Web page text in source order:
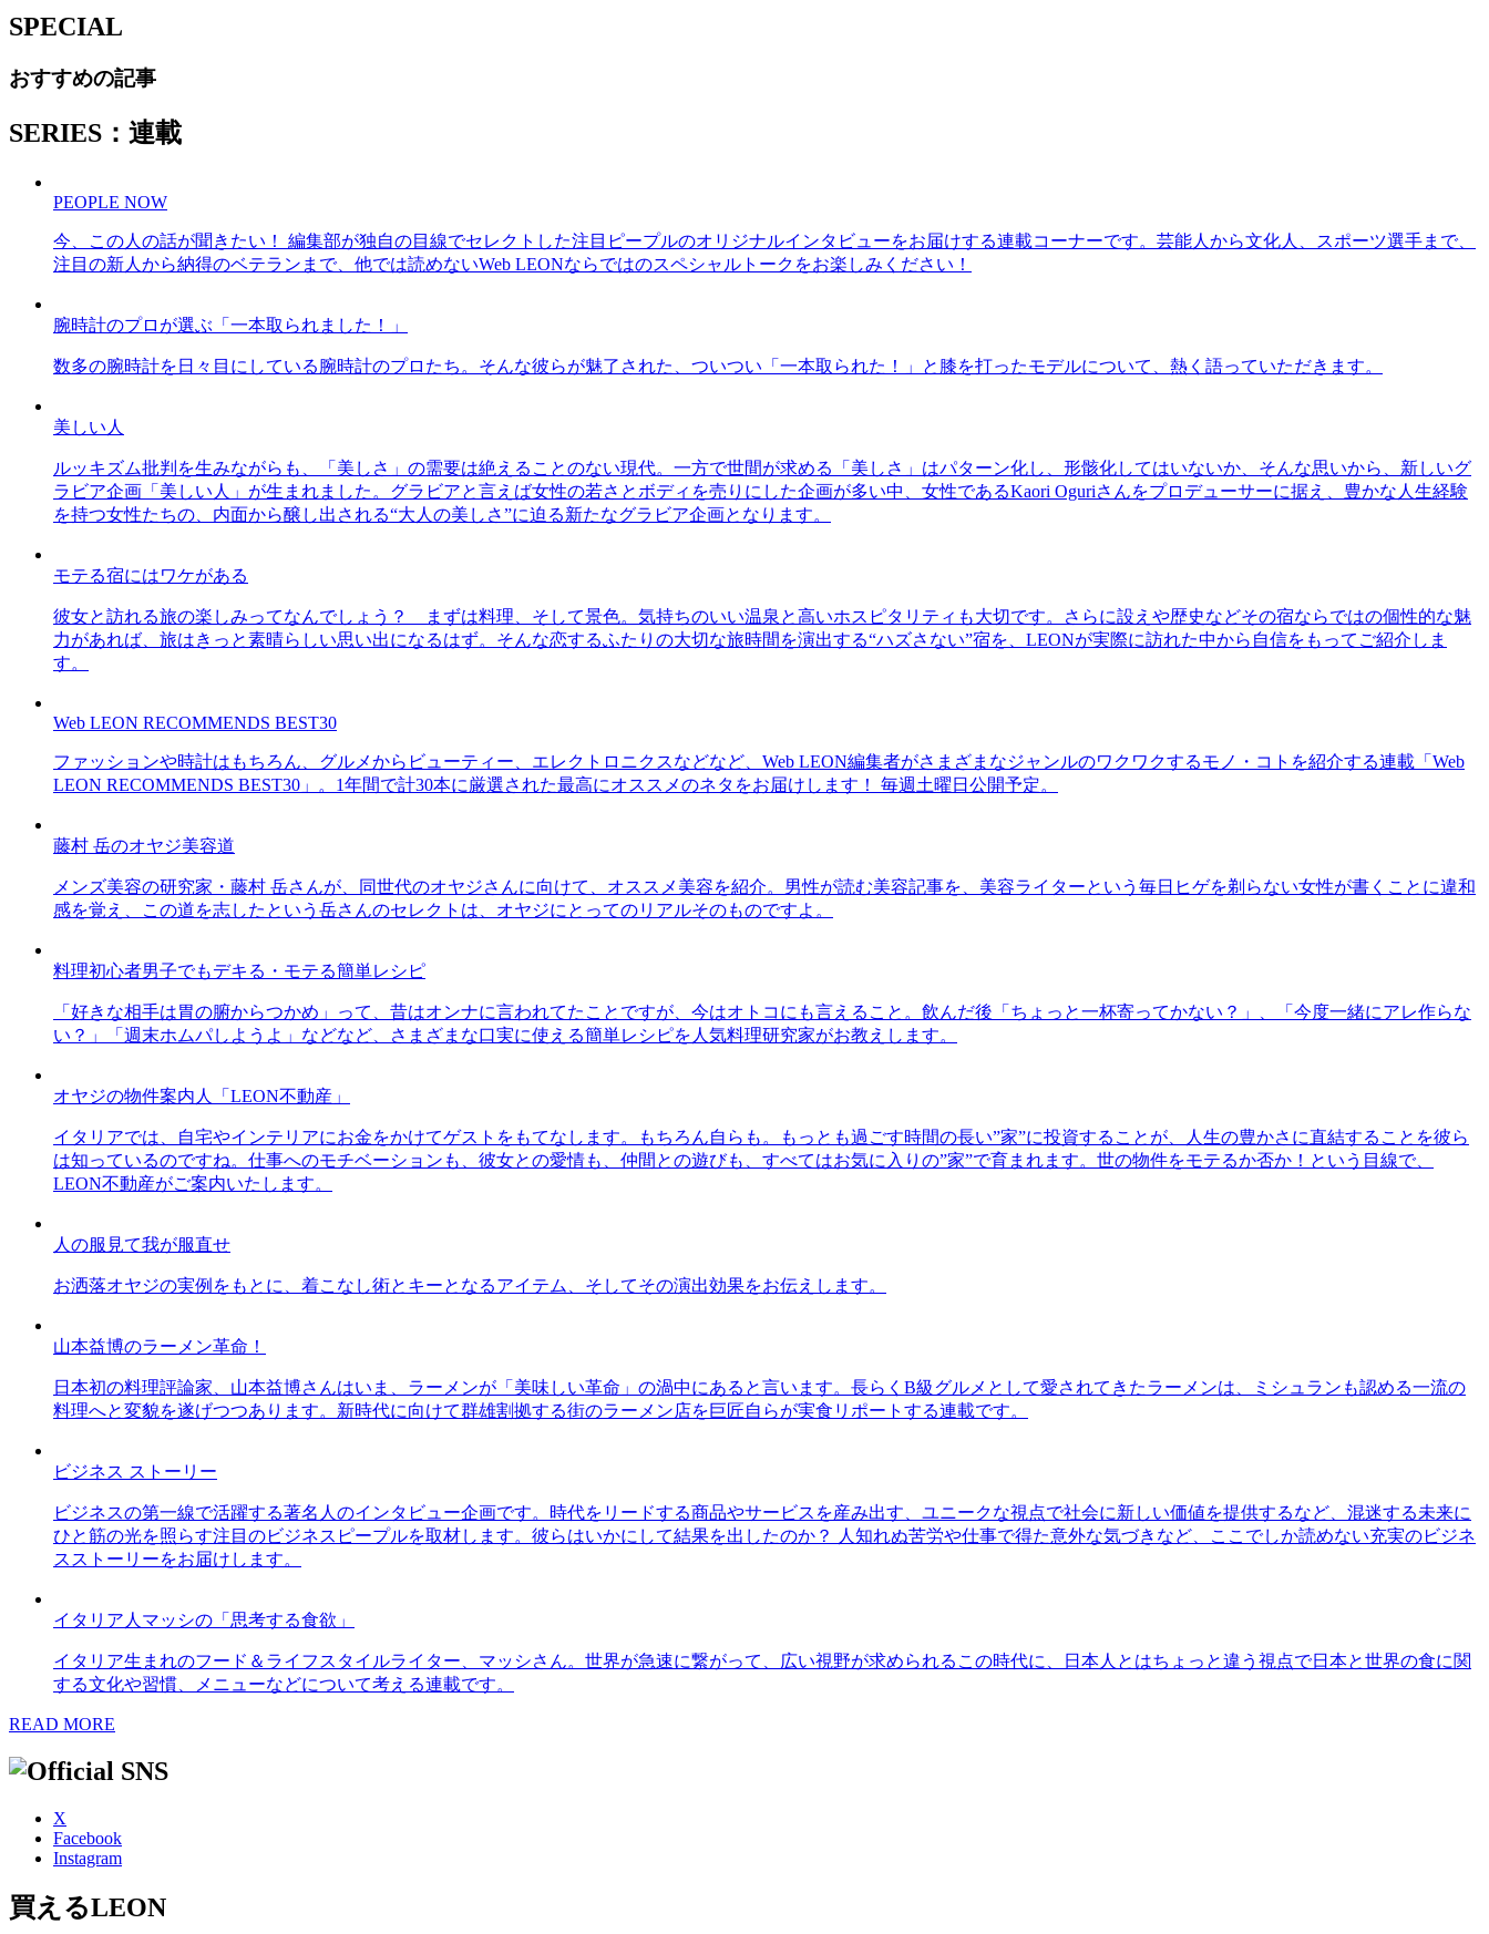
SPECIAL
おすすめの記事
SERIES：連載
PEOPLE NOW
今、この人の話が聞きたい！ 編集部が独自の目線でセレクトした注目ピープルのオリジナルインタビューをお届けする連載コーナーです。芸能人から文化人、スポーツ選手まで、
注目の新人から納得のベテランまで、他では読めないWeb LEONならではのスペシャルトークをお楽しみください！
腕時計のプロが選ぶ「一本取られました！」
数多の腕時計を日々目にしている腕時計のプロたち。そんな彼らが魅了された、ついつい「一本取られた！」と膝を打ったモデルについて、熱く語っていただきます。
美しい人
ルッキズム批判を生みながらも、「美しさ」の需要は絶えることのない現代。一方で世間が求める「美しさ」はパターン化し、形骸化してはいないか、そんな思いから、新しいグ
ラビア企画「美しい人」が生まれました。グラビアと言えば女性の若さとボディを売りにした企画が多い中、女性であるKaori Oguriさんをプロデューサーに据え、豊かな人生経験
を持つ女性たちの、内面から醸し出される“大人の美しさ”に迫る新たなグラビア企画となります。
モテる宿にはワケがある
彼女と訪れる旅の楽しみってなんでしょう？ まずは料理、そして景色。気持ちのいい温泉と高いホスピタリティも大切です。さらに設えや歴史などその宿ならではの個性的な魅
力があれば、旅はきっと素晴らしい思い出になるはず。そんな恋するふたりの大切な旅時間を演出する“ハズさない”宿を、LEONが実際に訪れた中から自信をもってご紹介しま
す。
Web LEON RECOMMENDS BEST30
ファッションや時計はもちろん、グルメからビューティー、エレクトロニクスなどなど、Web LEON編集者がさまざまなジャンルのワクワクするモノ・コトを紹介する連載「Web
LEON RECOMMENDS BEST30」。1年間で計30本に厳選された最高にオススメのネタをお届けします！ 毎週土曜日公開予定。
藤村 岳のオヤジ美容道
メンズ美容の研究家・藤村 岳さんが、同世代のオヤジさんに向けて、オススメ美容を紹介。男性が読む美容記事を、美容ライターという毎日ヒゲを剃らない女性が書くことに違和
感を覚え、この道を志したという岳さんのセレクトは、オヤジにとってのリアルそのものですよ。
料理初心者男子でもデキる・モテる簡単レシピ
「好きな相手は胃の腑からつかめ」って、昔はオンナに言われてたことですが、今はオトコにも言えること。飲んだ後「ちょっと一杯寄ってかない？」、「今度一緒にアレ作らな
い？」「週末ホムパしようよ」などなど、さまざまな口実に使える簡単レシピを人気料理研究家がお教えします。
オヤジの物件案内人「LEON不動産」
イタリアでは、自宅やインテリアにお金をかけてゲストをもてなします。もちろん自らも。もっとも過ごす時間の長い”家”に投資することが、人生の豊かさに直結することを彼ら
は知っているのですね。仕事へのモチベーションも、彼女との愛情も、仲間との遊びも、すべてはお気に入りの”家”で育まれます。世の物件をモテるか否か！という目線で、
LEON不動産がご案内いたします。
人の服見て我が服直せ
お洒落オヤジの実例をもとに、着こなし術とキーとなるアイテム、そしてその演出効果をお伝えします。
山本益博のラーメン革命！
日本初の料理評論家、山本益博さんはいま、ラーメンが「美味しい革命」の渦中にあると言います。長らくB級グルメとして愛されてきたラーメンは、ミシュランも認める一流の
料理へと変貌を遂げつつあります。新時代に向けて群雄割拠する街のラーメン店を巨匠自らが実食リポートする連載です。
ビジネス ストーリー
ビジネスの第一線で活躍する著名人のインタビュー企画です。時代をリードする商品やサービスを産み出す、ユニークな視点で社会に新しい価値を提供するなど、混迷する未来に
ひと筋の光を照らす注目のビジネスピープルを取材します。彼らはいかにして結果を出したのか？ 人知れぬ苦労や仕事で得た意外な気づきなど、ここでしか読めない充実のビジネ
スストーリーをお届けします。
イタリア人マッシの「思考する食欲」
イタリア生まれのフード＆ライフスタイルライター、マッシさん。世界が急速に繋がって、広い視野が求められるこの時代に、日本人とはちょっと違う視点で日本と世界の食に関
する文化や習慣、メニューなどについて考える連載です。
READ MORE
X
Facebook
Instagram
買えるLEON